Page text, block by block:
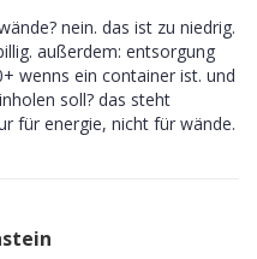
nein. das ist zu niedrig.
außerdem: entsorgung
wenns ein container ist. und
soll? das steht
für energie, nicht für wände.